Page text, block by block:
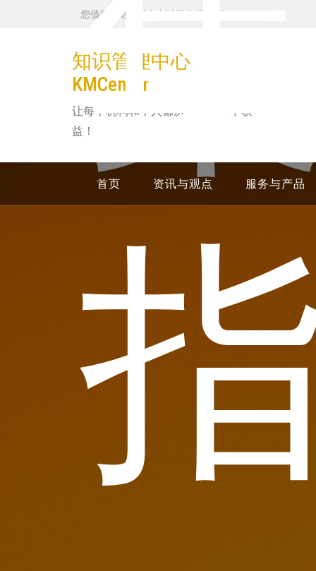
您值得信赖的 24 小时服务提供商
知识管理中心
KMCenter
让每个机构和个人都从知识管理中获
益！
首页 资讯与观点 服务与产品